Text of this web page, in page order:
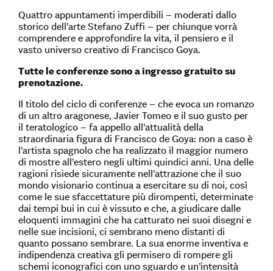
Quattro appuntamenti imperdibili – moderati dallo
storico dell’arte Stefano Zuffi – per chiunque vorrà
comprendere e approfondire la vita, il pensiero e il
vasto universo creativo di Francisco Goya.
Tutte le conferenze sono a ingresso gratuito su
prenotazione.
Il titolo del ciclo di conferenze – che evoca un romanzo
di un altro aragonese, Javier Tomeo e il suo gusto per
il teratologico – fa appello all’attualità della
straordinaria figura di Francisco de Goya: non a caso è
l’artista spagnolo che ha realizzato il maggior numero
di mostre all’estero negli ultimi quindici anni. Una delle
ragioni risiede sicuramente nell’attrazione che il suo
mondo visionario continua a esercitare su di noi, così
come le sue sfaccettature più dirompenti, determinate
dai tempi bui in cui è vissuto e che, a giudicare dalle
eloquenti immagini che ha catturato nei suoi disegni e
nelle sue incisioni, ci sembrano meno distanti di
quanto possano sembrare. La sua enorme inventiva e
indipendenza creativa gli permisero di rompere gli
schemi iconografici con uno sguardo e un’intensità